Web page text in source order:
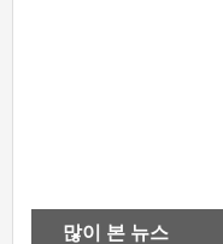
많이 본 뉴스